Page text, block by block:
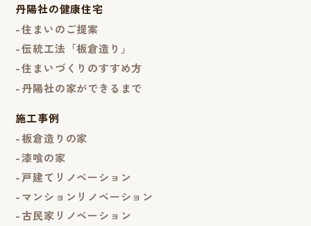
丹陽社の健康住宅
住まいのご提案
伝統工法「板倉造り」
住まいづくりのすすめ方
丹陽社の家ができるまで
施工事例
板倉造りの家
漆喰の家
戸建てリノベーション
マンションリノベーション
古民家リノベーション